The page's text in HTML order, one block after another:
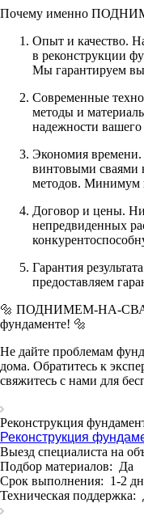
Почему именно
Опыт и качество.
в реконструкции
Мы гарантируем
Современные
методы и
надежности
Экономия времени.
винтовыми сваями
методов. Минимум
Договор и цены.
непредвиденных
Гарантия
предоставляем
🔩 ПОДНИМЕМ-НА-СВАИ
фундаменте! 🔩
Не дайте проблемам
дома. Обратитесь к
свяжитесь с нами для
Реконструкция
Реконструкция
Выезд специалиста на
Подбор материалов: Да
Срок выполнения: 1-2
Техническая поддержка: